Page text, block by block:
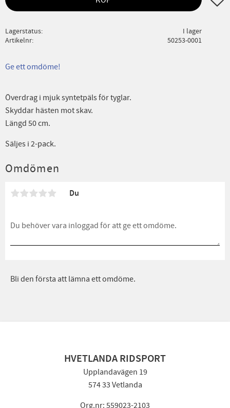
Lagerstatus
I lager
Artikelnr
50253-0001
Ge ett omdöme!
Överdrag i mjuk syntetpäls för tyglar.
Skyddar hästen mot skav.
Längd 50 cm.
Säljes i 2-pack.
Omdömen
Du
Bli den första att lämna ett omdöme.
HVETLANDA RIDSPORT
Upplandavägen 19
574 33 Vetlanda
Org.nr: 559023-2103